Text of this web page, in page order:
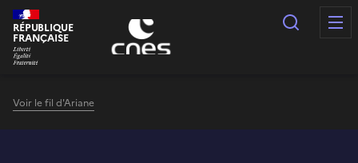
Panneau de gestion des cookies
RÉPUBLIQUE
FRANÇAISE
Voir le fil d'Ariane